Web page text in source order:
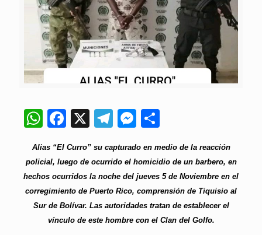
WhatsApp
Facebook
X Telegram
Messenger
Alias “El Curro” su capturado en medio de la reacción
policial, luego de ocurrido el homicidio de un barbero, en
hechos ocurridos la noche del jueves 5 de Noviembre en el
corregimiento de Puerto Rico, comprensión de Tiquisio al
Sur de Bolívar. Las autoridades tratan de establecer el
vínculo de este hombre con el Clan del Golfo.